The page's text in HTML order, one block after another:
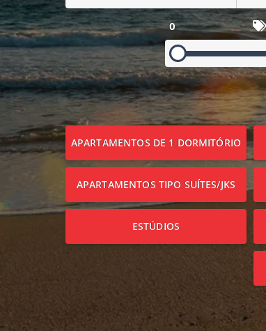
0
APARTAMENTOS DE 1 DORMITÓRIO
APARTAMENTOS TIPO SUÍTES/JKS
ESTÚDIOS